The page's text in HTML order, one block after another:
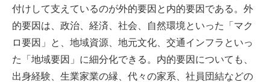
付けして支えているのが外的要因と内的要因である。外
的要因は、政治、経済、社会、自然環境といった「マク
ロ要因」と、地域資源、地元文化、交通インフラといっ
た「地域要因」に細分化できる。内的要因についても、
出身経験、生業家業の縁、代々の家系、社員団結などの